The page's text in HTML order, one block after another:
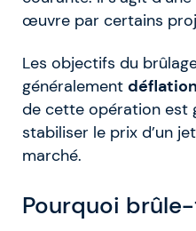
œuvre par certains
Les objectifs du
généralement
de cette opération est
stabiliser le prix d’un
marché.
Pourquoi